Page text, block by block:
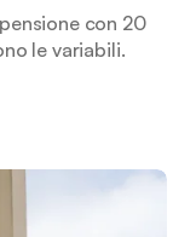
con 20
le variabili.